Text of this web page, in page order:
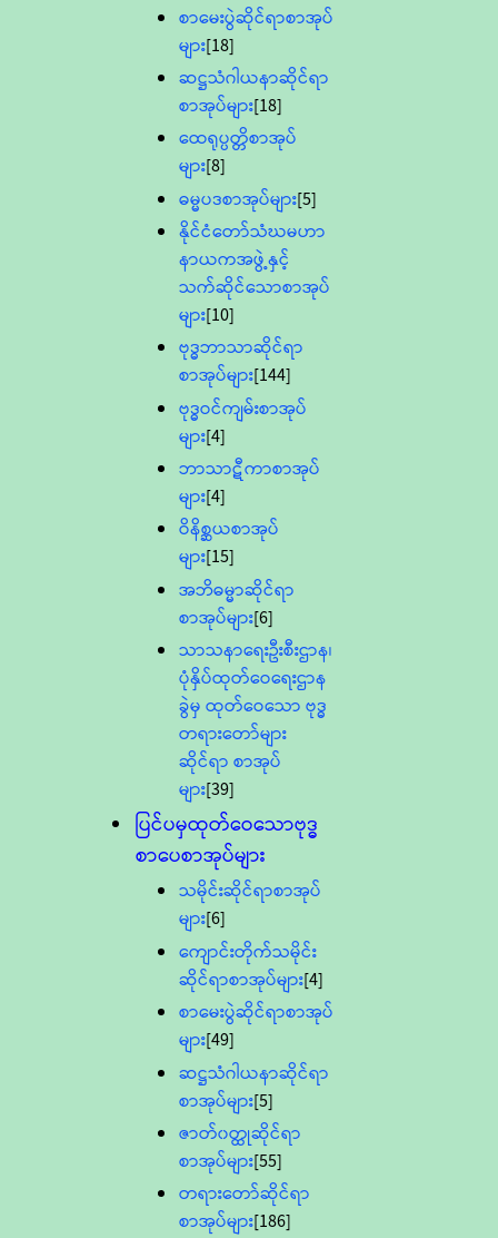
စာမေးပွဲဆိုင်ရာစာအုပ်
များ[18]
ဆဋ္ဌသံဂါယနာဆိုင်ရာ
စာအုပ်များ[18]
ထေရုပ္ပတ္တိစာအုပ်
များ[8]
ဓမ္မပဒစာအုပ်များ[5]
နိုင်ငံတော်သံဃမဟာ
နာယကအဖွဲ့နှင့်
သက်ဆိုင်သောစာအုပ်
များ[10]
ဗုဒ္ဓဘာသာဆိုင်ရာ
စာအုပ်များ[144]
ဗုဒ္ဓဝင်ကျမ်းစာအုပ်
များ[4]
ဘာသာဋီကာစာအုပ်
များ[4]
ဝိနိစ္ဆယစာအုပ်
များ[15]
အဘိဓမ္မာဆိုင်ရာ
စာအုပ်များ[6]
သာသနာရေးဦးစီးဌာန၊
ပုံနှိပ်ထုတ်ဝေရေးဌာန
ခွဲမှ ထုတ်ဝေသော ဗုဒ္ဓ
တရားတော်များ
ဆိုင်ရာ စာအုပ်
များ[39]
ပြင်ပမှထုတ်ဝေသောဗုဒ္ဓ
စာပေစာအုပ်များ
သမိုင်းဆိုင်ရာစာအုပ်
များ[6]
ကျောင်းတိုက်သမိုင်း
ဆိုင်ရာစာအုပ်များ[4]
စာမေးပွဲဆိုင်ရာစာအုပ်
များ[49]
ဆဋ္ဌသံဂါယနာဆိုင်ရာ
စာအုပ်များ[5]
ဇာတ်၀တ္ထုဆိုင်ရာ
စာအုပ်များ[55]
တရားတော်ဆိုင်ရာ
စာအုပ်များ[186]